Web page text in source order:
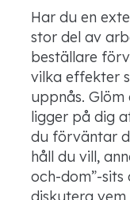
Har du en
stor del av
beställare
vilka effekter
uppnås.
ligger på dig
du förväntar
håll du vill,
och-dom”-